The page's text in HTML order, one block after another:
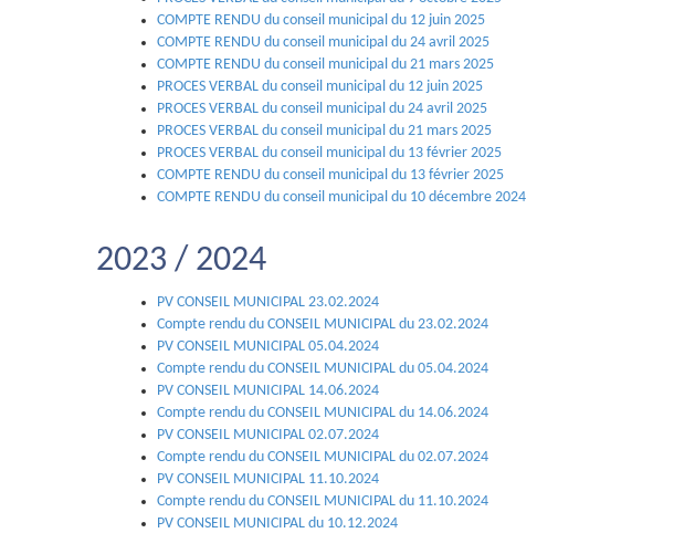
COMPTE RENDU du conseil municipal du 12 juin 2025
COMPTE RENDU du conseil municipal du 24 avril 2025
COMPTE RENDU du conseil municipal du 21 mars 2025
PROCES VERBAL du conseil municipal du 12 juin 2025
PROCES VERBAL du conseil municipal du 24 avril 2025
PROCES VERBAL du conseil municipal du 21 mars 2025
PROCES VERBAL du conseil municipal du 13 février 2025
COMPTE RENDU du conseil municipal du 13 février 2025
COMPTE RENDU du conseil municipal du 10 décembre 2024
2023 / 2024
PV CONSEIL MUNICIPAL 23.02.2024
Compte rendu du CONSEIL MUNICIPAL du 23.02.2024
PV CONSEIL MUNICIPAL 05.04.2024
Compte rendu du CONSEIL MUNICIPAL du 05.04.2024
PV CONSEIL MUNICIPAL 14.06.2024
Compte rendu du CONSEIL MUNICIPAL du 14.06.2024
PV CONSEIL MUNICIPAL 02.07.2024
Compte rendu du CONSEIL MUNICIPAL du 02.07.2024
PV CONSEIL MUNICIPAL 11.10.2024
Compte rendu du CONSEIL MUNICIPAL du 11.10.2024
PV CONSEIL MUNICIPAL du 10.12.2024